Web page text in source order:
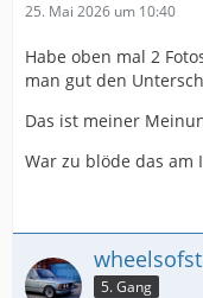
25. Mai 2026 um 10:40
Habe oben mal 2
man gut den
Das ist meiner
War zu blöde das am
5. Gang